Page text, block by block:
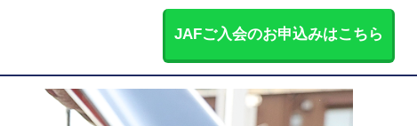
JAFご入会のお申込みはこちら